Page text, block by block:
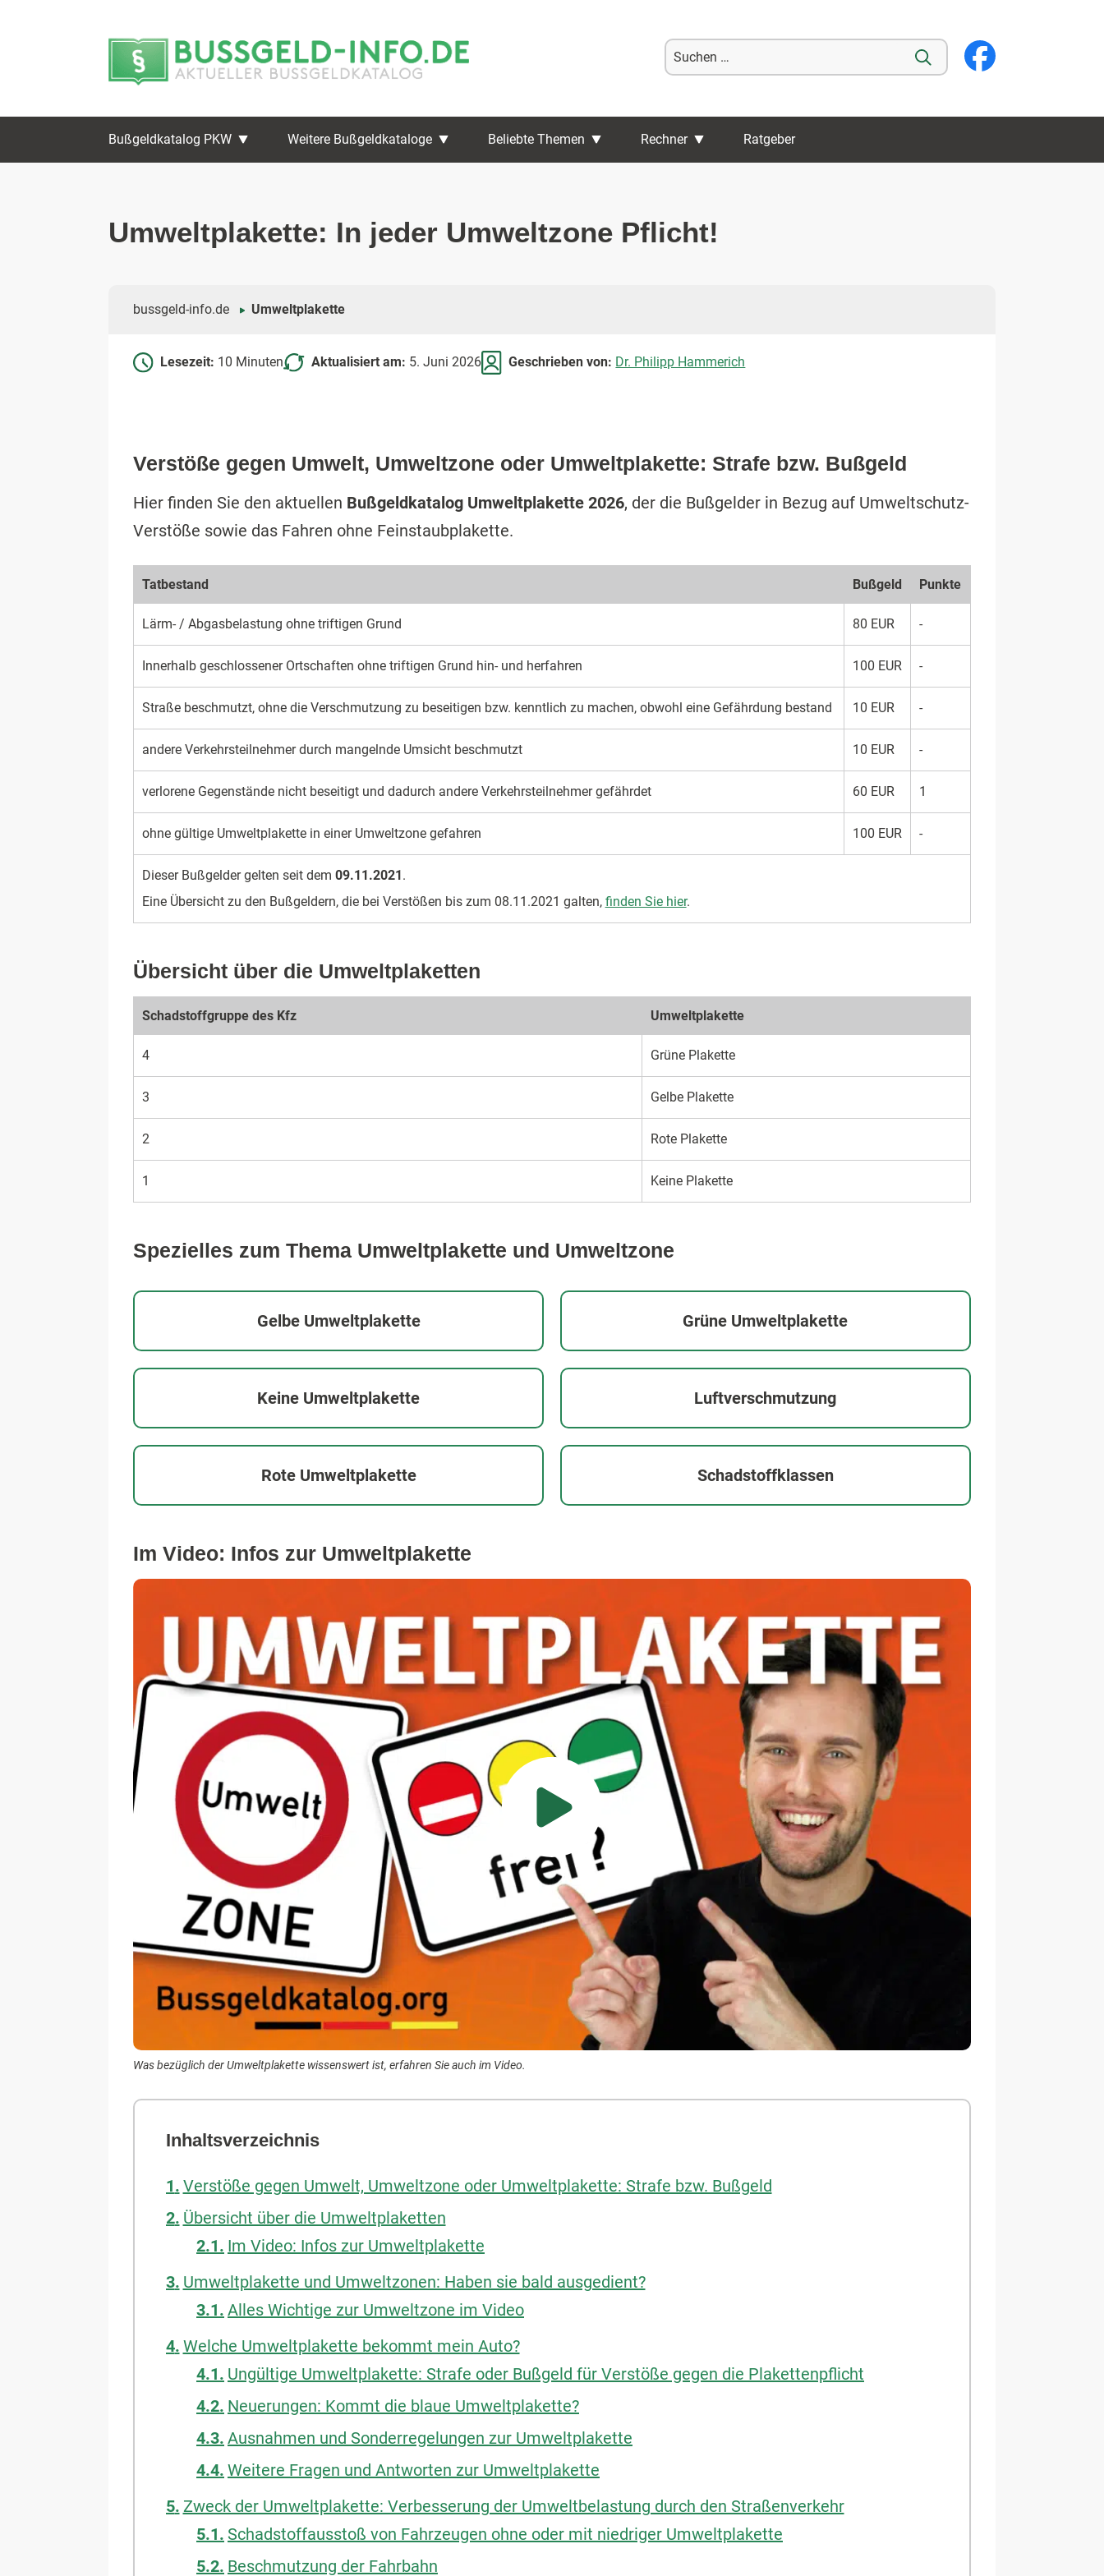
Suche
nach:
Bußgeldkatalog PKW Weitere Bußgeldkataloge Beliebte Themen Rechner Ratgeber
Umweltplakette: In jeder Umweltzone Pflicht!
bussgeld-info.de Umweltplakette
Lesezeit: 10 Minuten Aktualisiert am: 5. Juni 2026 Geschrieben von: Dr. Philipp Hammerich
Verstöße gegen Umwelt, Umweltzone oder Umweltplakette: Strafe bzw. Bußgeld
Hier finden Sie den aktuellen Bußgeldkatalog Umweltplakette 2026, der die Bußgelder in Bezug auf Umweltschutz-
Verstöße sowie das Fahren ohne Feinstaubplakette.
Tat­be­stand Buß­geld Punk­te
Lärm- / Ab­gas­be­las­tung ohne trif­tigen Grund 80 EUR -
Inner­halb geschlos­sener Ort­schaften ohne trif­tigen Grund hin- und her­fahren 100 EUR -
Straße be­schmutzt, ohne die Verschmutz­ung zu besei­tigen bzw. kennt­lich zu machen, ob­wohl eine Gefähr­dung be­stand 10 EUR -
andere Verkehrs­teilneh­mer durch man­gelnde Um­sicht be­schmutzt 10 EUR -
verlorene Gegen­stände nicht besei­tigt und da­durch andere Verkehrs­teilneh­mer gefähr­det 60 EUR 1
ohne gül­tige Umwelt­plakette in einer Umwelt­zone gefah­ren 100 EUR -
Dieser Bußgelder gelten seit dem 09.11.2021.
Eine Übersicht zu den Bußgeldern, die bei Verstößen bis zum 08.11.2021 galten, finden Sie hier.
Übersicht über die Umweltplaketten
Schadstoff­gruppe des Kfz Umwelt­plakette
4 Grüne Plakette
3 Gelbe Plakette
2 Rote Plakette
1 Kei­ne Plakette
Spezielles zum Thema Umweltplakette und Umweltzone
Gelbe Umweltplakette Grüne Umweltplakette
Keine Umweltplakette Luftverschmutzung
Rote Umweltplakette Schadstoffklassen
Im Video: Infos zur Umweltplakette
Was bezüglich der Umweltplakette wissenswert ist, erfahren Sie auch im Video.
Inhaltsverzeichnis
Verstöße gegen Umwelt, Umweltzone oder Umweltplakette: Strafe bzw. Bußgeld
Übersicht über die Umweltplaketten
Im Video: Infos zur Umweltplakette
Umweltplakette und Umweltzonen: Haben sie bald ausgedient?
Alles Wichtige zur Umweltzone im Video
Welche Umweltplakette bekommt mein Auto?
Ungültige Umweltplakette: Strafe oder Bußgeld für Verstöße gegen die Plakettenpflicht
Neuerungen: Kommt die blaue Umweltplakette?
Ausnahmen und Sonderregelungen zur Umweltplakette
Weitere Fragen und Antworten zur Umweltplakette
Zweck der Umweltplakette: Verbesserung der Umweltbelastung durch den Straßenverkehr
Schadstoffausstoß von Fahrzeugen ohne oder mit niedriger Umweltplakette
Beschmutzung der Fahrbahn